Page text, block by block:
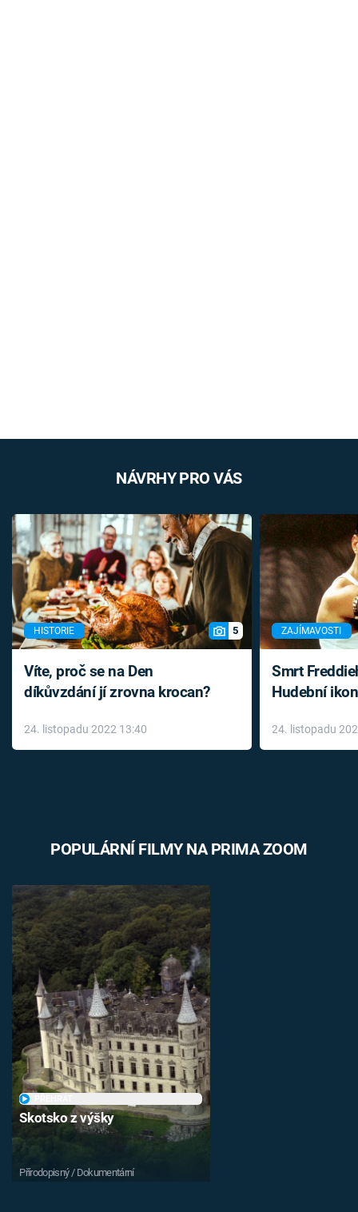
NÁVRHY PRO VÁS
HISTORIE 5
Víte, proč se na Den
díkůvzdání jí zrovna krocan?
24. listopadu 2022 13:40
ZAJÍMAVOSTI
Smrt
Hudební
léky
24. listopadu
POPULÁRNÍ FILMY NA PRIMA ZOOM
Skotsko z výšky
Přírodopisný / Dokumentární